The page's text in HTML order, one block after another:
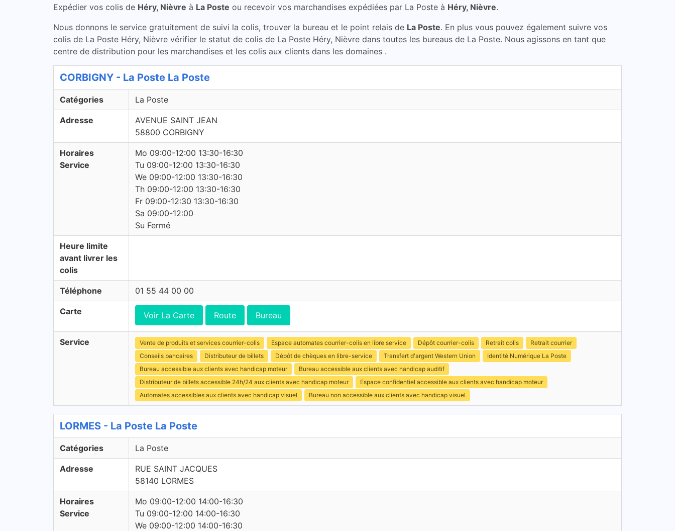
Expédier vos colis de Héry, Nièvre à La Poste ou recevoir vos marchandises expédiées par La Poste à Héry, Nièvre.
Nous donnons le service gratuitement de suivi la colis, trouver la bureau et le point relais de La Poste. En plus vous pouvez également suivre vos
colis de La Poste Héry, Nièvre vérifier le statut de colis de La Poste Héry, Nièvre dans toutes les bureaus de La Poste. Nous agissons en tant que
centre de distribution pour les marchandises et les colis aux clients dans les domaines .
CORBIGNY - La Poste La Poste
Catégories La Poste
Adresse
AVENUE SAINT JEAN
58800 CORBIGNY
Horaires
Service
Mo 09:00-12:00 13:30-16:30
Tu 09:00-12:00 13:30-16:30
We 09:00-12:00 13:30-16:30
Th 09:00-12:00 13:30-16:30
Fr 09:00-12:30 13:30-16:30
Sa 09:00-12:00
Su Fermé
Heure limite
avant livrer les
colis
Téléphone 01 55 44 00 00
Carte Voir La Carte Route Bureau
Service Vente de produits et services courrier-colis Espace automates courrier-colis en libre service Dépôt courrier-colis Retrait colis
Retrait courrier
Conseils bancaires
Distributeur de billets Dépôt de chèques en libre-service Transfert d'argent Western Union
Identité Numérique La Poste
Bureau accessible aux clients avec handicap moteur
Bureau accessible aux clients avec handicap auditif
Distributeur de billets accessible 24h/24 aux clients avec handicap moteur
Espace confidentiel accessible aux clients avec handicap moteur
Automates accessibles aux clients avec handicap visuel
Bureau non accessible aux clients avec handicap visuel
LORMES - La Poste La Poste
Catégories La Poste
Adresse
RUE SAINT JACQUES
58140 LORMES
Horaires
Service
Mo 09:00-12:00 14:00-16:30
Tu 09:00-12:00 14:00-16:30
We 09:00-12:00 14:00-16:30